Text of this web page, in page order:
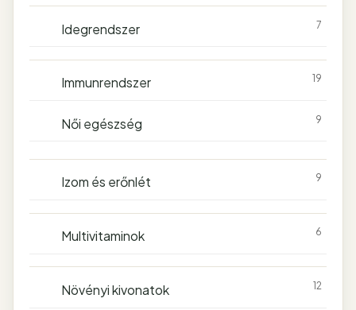
Idegrendszer 7
Immunrendszer 19
Női egészség 9
Izom és erőnlét 9
Multivitaminok 6
Növényi kivonatok 12